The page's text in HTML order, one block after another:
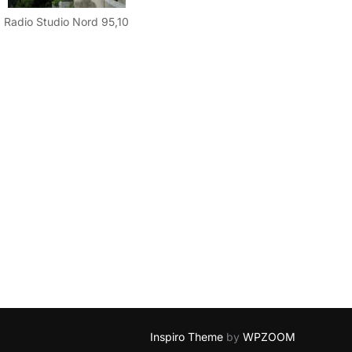
Radio Studio Nord 95,10
Inspiro Theme by WPZOOM